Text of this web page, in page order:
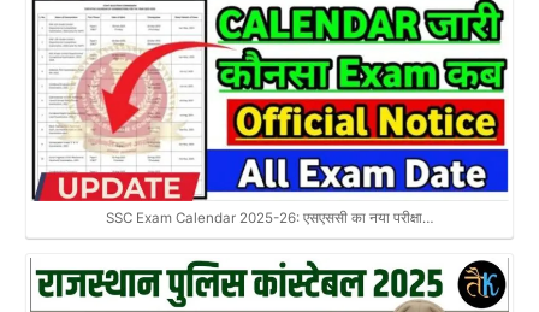
SSC Exam Calendar 2025-26: एसएससी का नया परीक्षा…